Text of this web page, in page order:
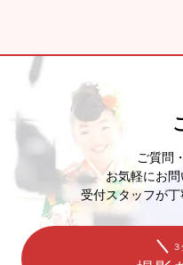
ご質問
お気軽にお問
受付スタッフが丁